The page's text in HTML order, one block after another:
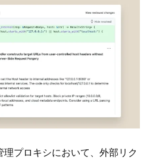
プロキシにおいて、外部リク